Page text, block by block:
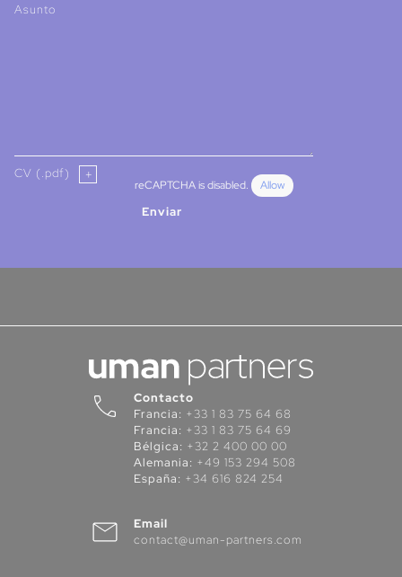
Asunto
CV (.pdf)
reCAPTCHA is disabled. Allow
Enviar
Contacto
Francia: +33 1 83 75 64 68
Francia: +33 1 83 75 64 69
Bélgica: +32 2 400 00 00
Alemania: +49 153 294 508
España: +34 616 824 254
Email
contact@uman-partners.com